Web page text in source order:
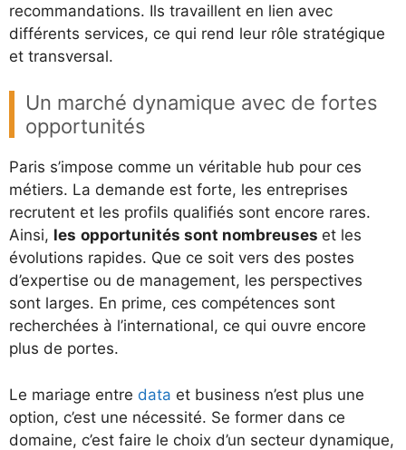
recommandations. Ils travaillent en lien avec
différents services, ce qui rend leur rôle stratégique
et transversal.
Un marché dynamique avec de fortes
opportunités
Paris s’impose comme un véritable hub pour ces
métiers. La demande est forte, les entreprises
recrutent et les profils qualifiés sont encore rares.
Ainsi, les opportunités sont nombreuses et les
évolutions rapides. Que ce soit vers des postes
d’expertise ou de management, les perspectives
sont larges. En prime, ces compétences sont
recherchées à l’international, ce qui ouvre encore
plus de portes.
Le mariage entre data et business n’est plus une
option, c’est une nécessité. Se former dans ce
domaine, c’est faire le choix d’un secteur dynamique,